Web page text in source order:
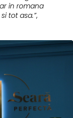
in romana
tot asa.”,